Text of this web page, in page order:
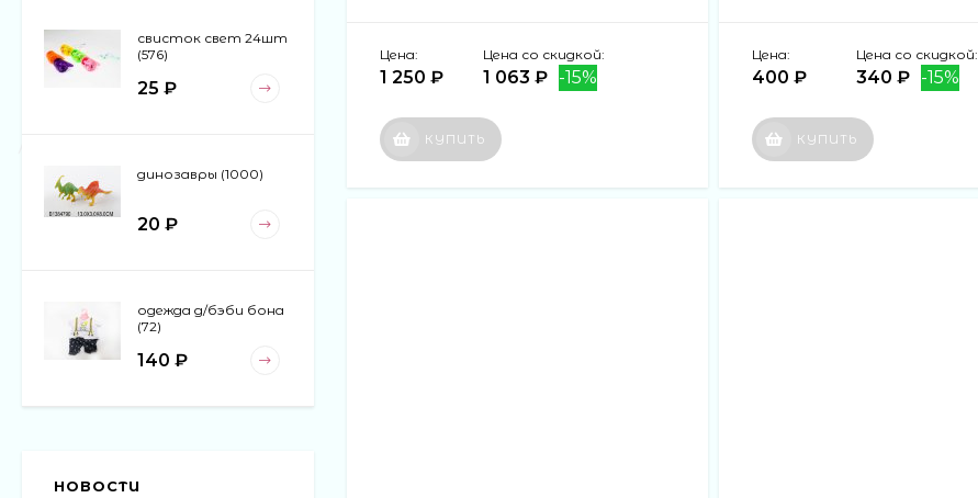
Цена:
1 250 ₽
Цена со скидкой:
1 063 ₽ -15%
КУПИТЬ
Цена:
400 ₽
Цена со скидкой:
340 ₽ -15%
КУПИТЬ
свисток свет 24шт
(576)
25 ₽
динозавры (1000)
20 ₽
одежда д/бэби бона
(72)
140 ₽
НОВОСТИ